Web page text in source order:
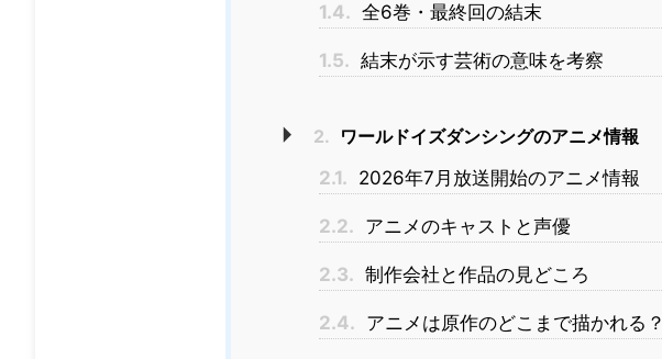
1.4. 全6巻・最終回の結末
1.5. 結末が示す芸術の意味を考察
2. ワールドイズダンシングのアニメ情報
2.1. 2026年7月放送開始のアニメ情報
2.2. アニメのキャストと声優
2.3. 制作会社と作品の見どころ
2.4. アニメは原作のどこまで描かれる？